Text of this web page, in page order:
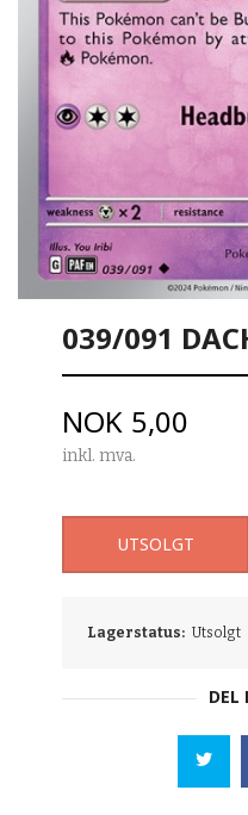
039/091
Pris
NOK 5,00
inkl. mva.
UTSOLGT
Lagerstatus: Utsolgt
DEL